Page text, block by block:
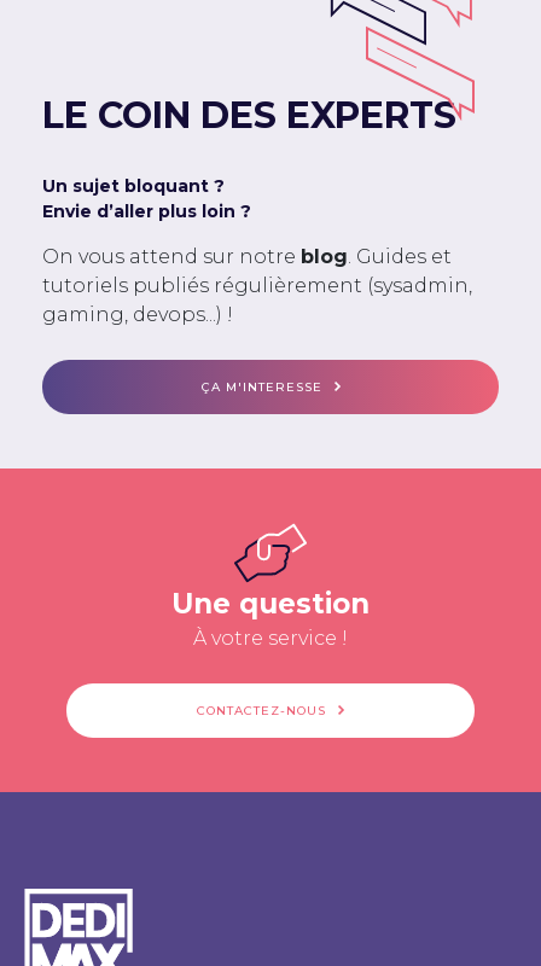
LE COIN DES EXPERTS
Un sujet bloquant ?
Envie d’aller plus loin ?
On vous attend sur notre blog . Guides et
tutoriels publiés régulièrement (sysadmin,
gaming, devops...) !
ÇA M'INTERESSE
Une question
À votre service !
CONTACTEZ-NOUS